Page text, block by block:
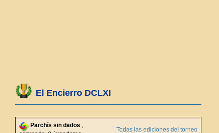
El Encierro DCLXI
Parchís sin dados ,
Todas las ediciones del torneo